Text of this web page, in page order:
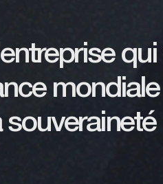
souveraineté